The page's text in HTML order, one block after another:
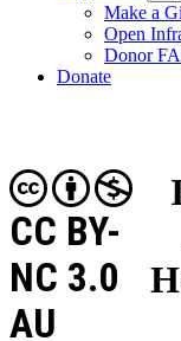
Make a
Open
Donor
Donate
CC BY-
NC 3.0
AU